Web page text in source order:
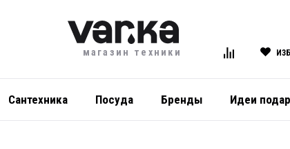
магазин техники
Сантехника Посуда Бренды Идеи